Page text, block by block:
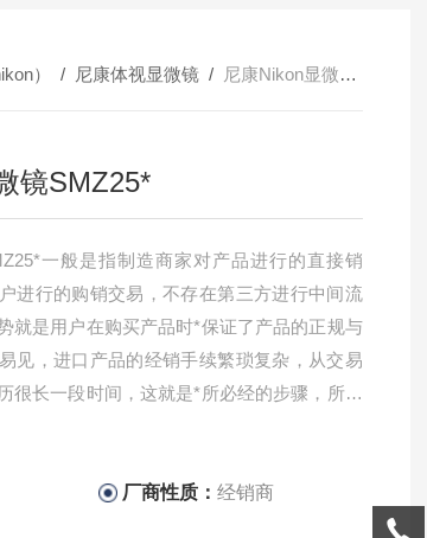
） / 尼康体视显微镜/ 尼康Nikon显微镜SMZ25*
镜SMZ25*
一般是指制造商家对产品进行的直接销
进行的购销交易，不存在第三方进行中间流
就是用户在购买产品时*保证了产品的正规与
见，进口产品的经销手续繁琐复杂，从交易
很长一段时间，这就是*所必经的步骤，所有
厂商性质：经销商